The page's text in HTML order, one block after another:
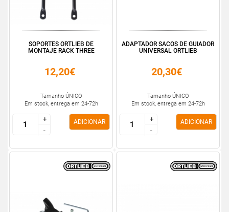
SOPORTES ORTLIEB DE
MONTAJE RACK THREE
12,20€
Tamanho ÚNICO
Em stock, entrega em 24-72h
+
-
+
-
ADICIONAR
ADAPTADOR SACOS DE GUIADOR
UNIVERSAL ORTLIEB
20,30€
Tamanho ÚNICO
Em stock, entrega em 24-72h
+
-
+
-
ADICIONAR